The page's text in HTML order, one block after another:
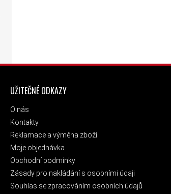
UŽITEČNÉ ODKAZY
O nás
Kontakty
Reklamace a výměna zboží
Moje objednávka
Obchodní podmínky
Zásady pro nakládání s osobními údaji
Souhlas se zpracováním osobních údajů